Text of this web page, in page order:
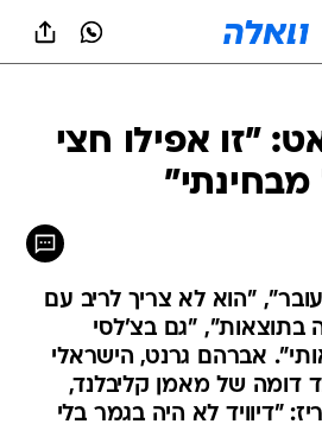
"זו אפילו חצי
עובר", "הוא לא צריך לריב עם
בתוצאות", "גם בצ'לסי
אברהם גרנט, הישראלי
דומה של מאמן קליבלנד,
"דיוויד לא היה בגמר בלי